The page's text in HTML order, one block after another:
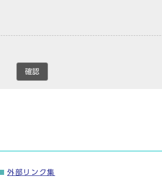
確認
外部リンク集